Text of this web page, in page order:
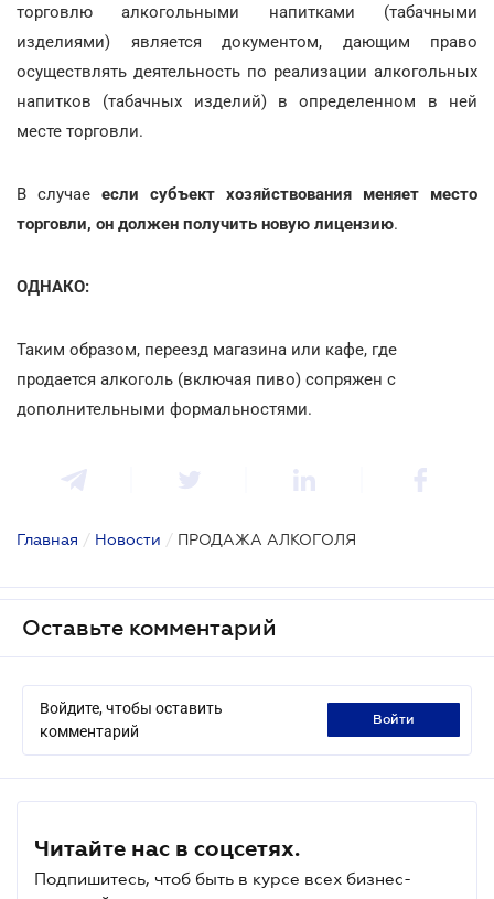
торговлю алкогольными напитками (табачными
изделиями) является документом, дающим право
осуществлять деятельность по реализации алкогольных
напитков (табачных изделий) в определенном в ней
месте торговли.
В случае если субъект хозяйствования меняет место
торговли, он должен получить новую лицензию.
ОДНАКО:
Таким образом, переезд магазина или кафе, где
продается алкоголь (включая пиво) сопряжен с
дополнительными формальностями.
Главная / Новости / ПРОДАЖА АЛКОГОЛЯ
Оставьте комментарий
Войдите, чтобы оставить
комментарий
войти
Читайте нас в соцсетях.
Подпишитесь, чтоб быть в курсе всех бизнес-